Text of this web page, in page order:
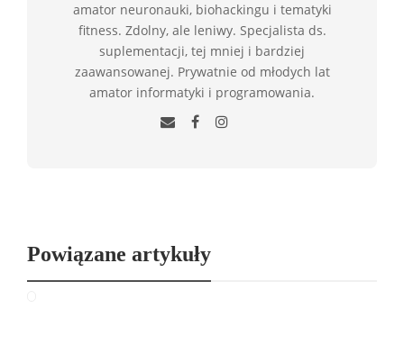
amator neuronauki, biohackingu i tematyki
fitness. Zdolny, ale leniwy. Specjalista ds.
suplementacji, tej mniej i bardziej
zaawansowanej. Prywatnie od młodych lat
amator informatyki i programowania.
Powiązane artykuły